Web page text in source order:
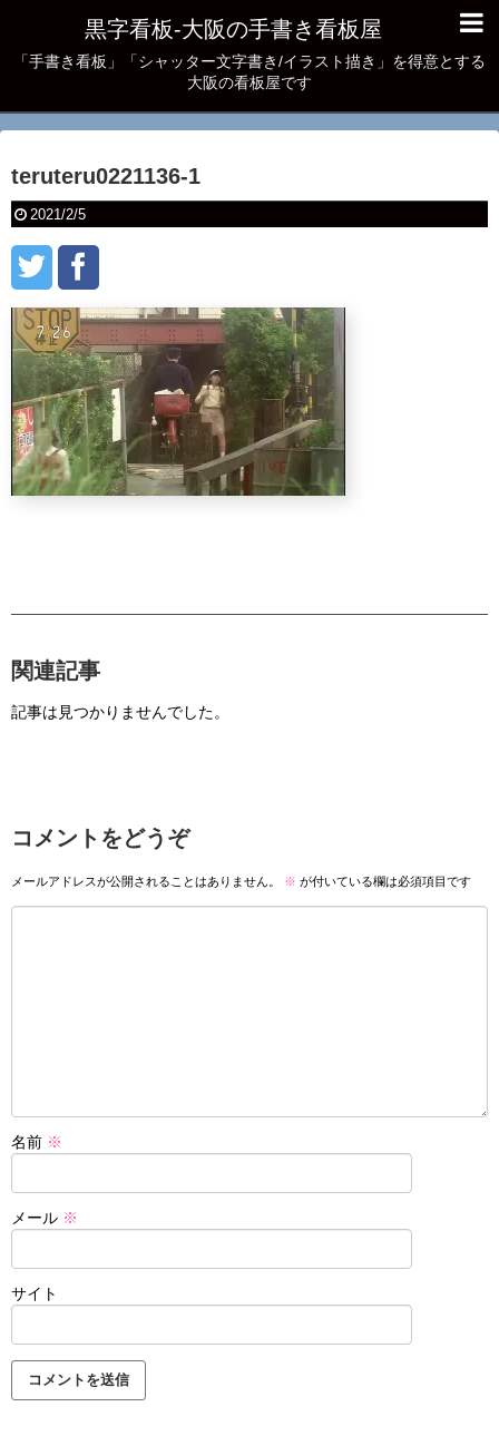
黒字看板‐大阪の手書き看板屋
「手書き看板」「シャッター文字書き/イラスト描き」を得意とする
大阪の看板屋です
teruteru0221136-1
2021/2/5
関連記事
記事は見つかりませんでした。
コメントをどうぞ
メールアドレスが公開されることはありません。 ※ が付いている欄は必須項目です
名前 ※
メール ※
サイト